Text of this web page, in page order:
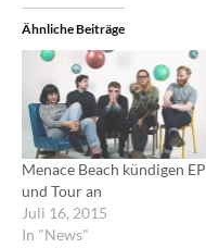
Ähnliche Beiträge
Menace Beach kündigen EP
und Tour an
Juli 16, 2015
In "News"